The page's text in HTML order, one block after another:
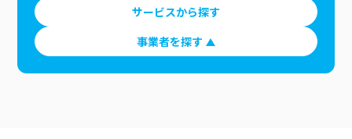
サービスから探す
事業者を探す